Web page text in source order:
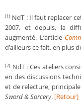
(1) NdT : Il faut replacer
2007, et depuis, la
augmenté. L’article
d’ailleurs ce fait, en plus
(2) NdT : Ces ateliers
en des discussions
et de relecture,
Sword & Sorcery. [Retour]